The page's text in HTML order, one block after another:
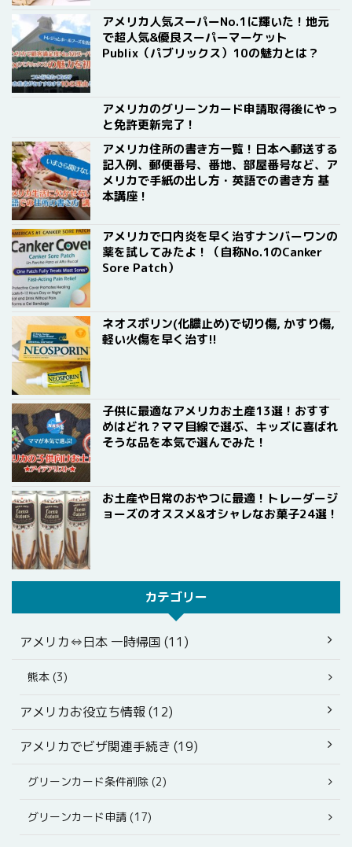
アメリカ人気スーパーNo.1に輝いた！地元
で超人気&優良スーパーマーケット
Publix（パブリックス）10の魅力とは？
アメリカのグリーンカード申請取得後にやっ
と免許更新完了！
アメリカ住所の書き方一覧！日本へ郵送する
記入例、郵便番号、番地、部屋番号など、ア
メリカで手紙の出し方・英語での書き方 基
本講座！
アメリカで口内炎を早く治すナンバーワンの
薬を試してみたよ！（自称No.1のCanker
Sore Patch）
ネオスポリン(化膿止め)で切り傷, かすり傷,
軽い火傷を早く治す!!
子供に最適なアメリカお土産13選！おすす
めはどれ？ママ目線で選ぶ、キッズに喜ばれ
そうな品を本気で選んでみた！
お土産や日常のおやつに最適！トレーダージ
ョーズのオススメ&オシャレなお菓子24選！
カテゴリー
アメリカ⇔日本 一時帰国 (11)
熊本 (3)
アメリカお役立ち情報 (12)
アメリカでビザ関連手続き (19)
グリーンカード条件削除 (2)
グリーンカード申請 (17)